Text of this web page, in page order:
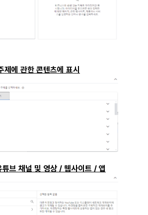
제에 관한 콘텐츠에 표시
브 채널 및 영상 / 웹사이트 / 앱